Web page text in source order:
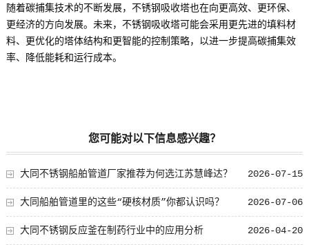
随着碳捕集技术的不断发展，不锈钢吸收塔也在向更高效、更环保、
更经济的方向发展。未来，不锈钢吸收塔可能会采用更先进的填料材
料、更优化的塔体结构和更智能的控制策略，以进一步提高碳捕集效
率、降低能耗和运行成本。
您可能对以下信息感兴趣？
2026-07-15
大同不锈钢船舶管道厂家推荐为何选江苏慧峰达？
2026-07-06
大同船舶管道里的这些“硬核材质”你都认识吗？
2026-04-20
大同不锈钢反应釜在制药行业中的应用分析